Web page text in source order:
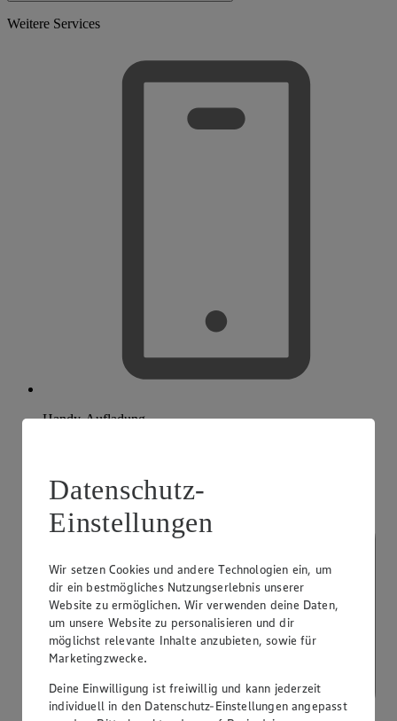
Weitere Services
Handy-Aufladung
Datenschutz-
Einstellungen
Wir setzen Cookies und andere Technologien ein, um
dir ein bestmögliches Nutzungserlebnis unserer
Website zu ermöglichen. Wir verwenden deine Daten,
um unsere Website zu personalisieren und dir
möglichst relevante Inhalte anzubieten, sowie für
Marketingzwecke.
Deine Einwilligung ist freiwillig und kann jederzeit
individuell in den Datenschutz-Einstellungen angepasst